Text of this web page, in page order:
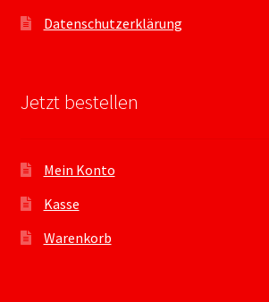
Datenschutzerklärung
Jetzt bestellen
Mein Konto
Kasse
Warenkorb